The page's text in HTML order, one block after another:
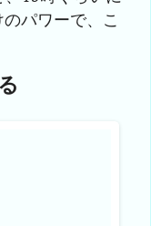
パワーで、こ